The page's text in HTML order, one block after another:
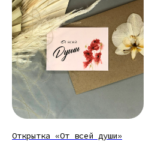
Открытка «От всей души»